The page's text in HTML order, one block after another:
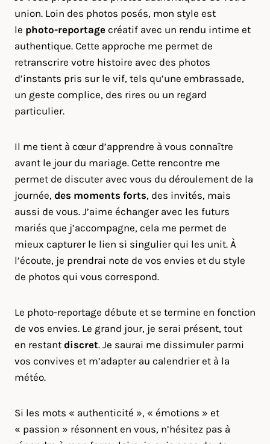
union. Loin des photos posés, mon style est
le photo-reportage créatif avec un rendu intime et
authentique. Cette approche me permet de
retranscrire votre histoire avec des photos
d’instants pris sur le vif, tels qu’une embrassade,
un geste complice, des rires ou un regard
particulier.
Il me tient à cœur d’apprendre à vous connaître
avant le jour du mariage. Cette rencontre me
permet de discuter avec vous du déroulement de la
journée, des moments forts, des invités, mais
aussi de vous. J’aime échanger avec les futurs
mariés que j’accompagne, cela me permet de
mieux capturer le lien si singulier qui les unit. À
l’écoute, je prendrai note de vos envies et du style
de photos qui vous correspond.
Le photo-reportage débute et se termine en fonction
de vos envies. Le grand jour, je serai présent, tout
en restant discret. Je saurai me dissimuler parmi
vos convives et m’adapter au calendrier et à la
météo.
Si les mots « authenticité », « émotions » et
« passion » résonnent en vous, n’hésitez pas à